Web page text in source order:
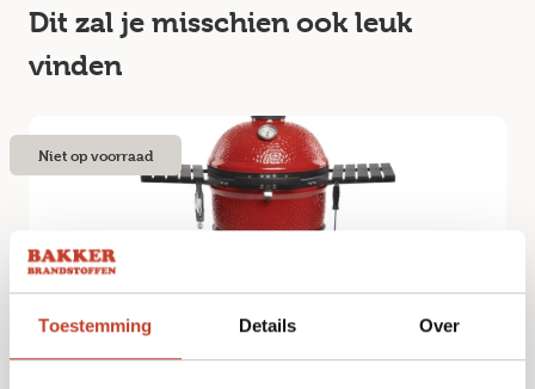
Toestemming Details Over
Dit zal je misschien ook leuk
vinden
Niet op voorraad